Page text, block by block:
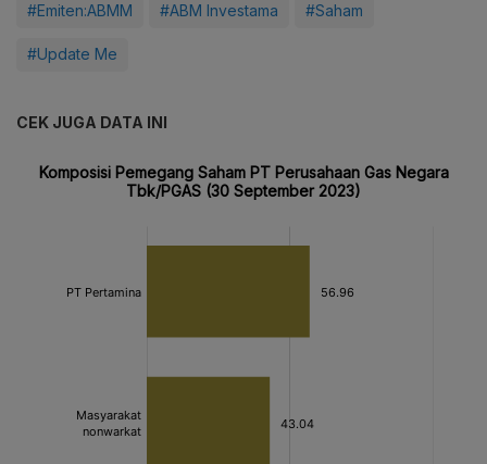
#Emiten:ABMM #ABM Investama #Saham
#Update Me
CEK JUGA DATA INI